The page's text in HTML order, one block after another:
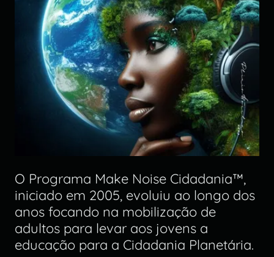
O Programa Make Noise Cidadania™,
iniciado em 2005, evoluiu ao longo dos
anos focando na mobilização de
adultos para levar aos jovens a
educação para a Cidadania Planetária.